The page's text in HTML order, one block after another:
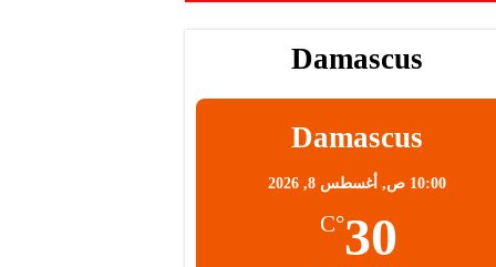
Damascus
Damascus
10:00 ص, أغسطس 8, 2026
30
°C